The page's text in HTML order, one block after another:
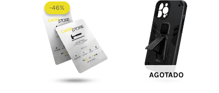
-46%
-46%
era:
$ 65.000.
AGOTADO